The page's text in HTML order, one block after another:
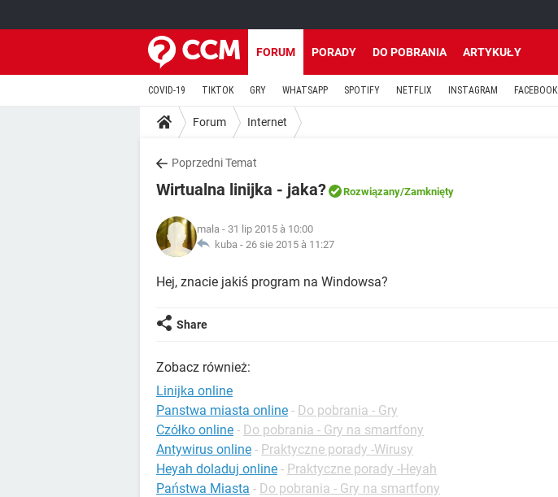
FORUM PORADY DO POBRANIA ARTYKUŁY
COVID-19 TIKTOK GRY WHATSAPP SPOTIFY NETFLIX INSTAGRAM FACEBOOK
Forum Internet
Poprzedni Temat
Wirtualna linijka - jaka? Rozwiązany/Zamknięty
mala - 31 lip 2015 à 10:00
kuba - 26 sie 2015 à 11:27
Hej, znacie jakiś program na Windowsa?
Share
Zobacz również:
Linijka online
Panstwa miasta online - Do pobrania - Gry
Czółko online - Do pobrania - Gry na smartfony
Antywirus online - Praktyczne porady -Wirusy
Heyah doladuj online - Praktyczne porady -Heyah
Państwa Miasta - Do pobrania - Gry na smartfony